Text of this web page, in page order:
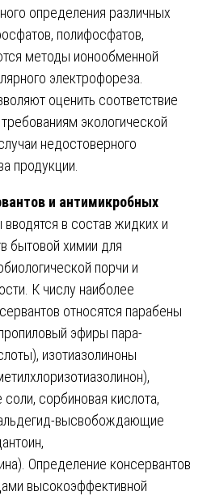
определения различных
полифосфатов,
методы ионообменной
электрофореза.
оценить соответствие
экологической
недостоверного
продукции.
и антимикробных
в состав жидких и
бытовой химии для
порчи и
К числу наиболее
относятся парабены
эфиры пара-
изотиазолиноны
сорбиновая кислота,
высвобождающие
Определение консервантов
высокоэффективной